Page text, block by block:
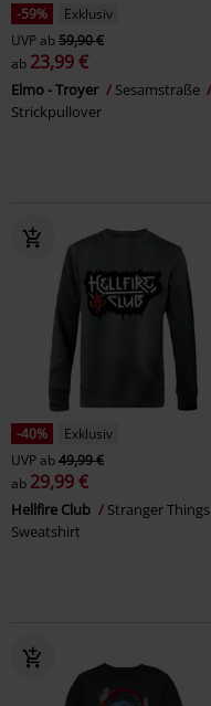
-59%
Exklusiv
UVPab59,90 €
ab 23,99 €
Elmo - Troyer
Sesamstraße
Strickpullover
-40%
Exklusiv
UVPab49,99 €
ab 29,99 €
Hellfire Club
Stranger Things
Sweatshirt